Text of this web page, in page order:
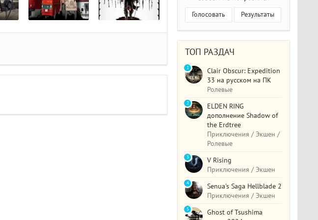
Голосовать Результаты
ТОП РАЗДАЧ
Clair Obscur: Expedition
33 на русском на ПК
Ролевые
1
ELDEN RING
дополнение Shadow of
the Erdtree
Приключения / Экшен /
Ролевые
2
V Rising
Приключения / Экшен
3
Senua's Saga Hellblade 2
Приключения / Экшен
4
Ghost of Tsushima
5